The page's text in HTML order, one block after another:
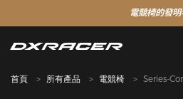
電競椅的發明
首頁 所有產品 電競椅 Series-